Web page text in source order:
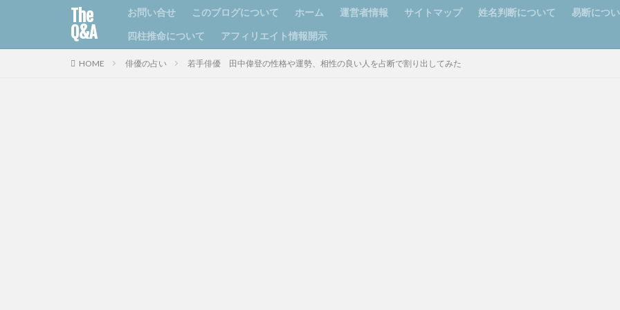
The
Q&A
お問い合せ このブログについて ホーム 運営者情報 サイトマップ 姓名判断について 易断につ
四柱推命について
アフィリエイト情報開示
HOME 俳優の占い 若手俳優 田中偉登の性格や運勢、相性の良い人を占断で割り出してみた